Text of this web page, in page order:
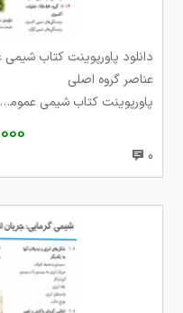
دانلود پاورپوینت کتاب
عناصر گروه اصلی
پاورپوینت کتاب شیمی عمومی سیلبربرگ
5,000
0